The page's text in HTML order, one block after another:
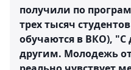
получили по
трех тысяч
обучаются в ВКО),
другим. Молодежь